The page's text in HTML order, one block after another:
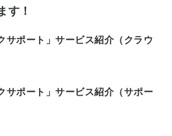
す！
サポート」サービス紹介（クラウ
サポート」サービス紹介（サポー